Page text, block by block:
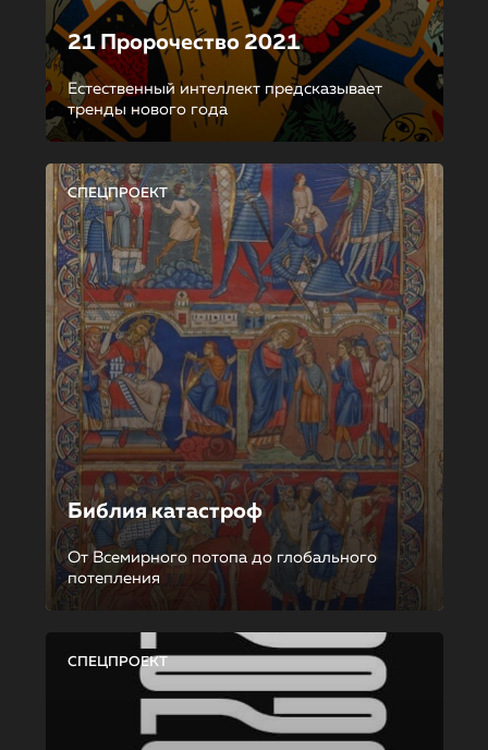
21 Пророчество 2021
Естественный интеллект предсказывает
тренды нового года
СПЕЦПРОЕКТ
Библия катастроф
От Всемирного потопа до глобального
потепления
СПЕЦПРОЕКТ